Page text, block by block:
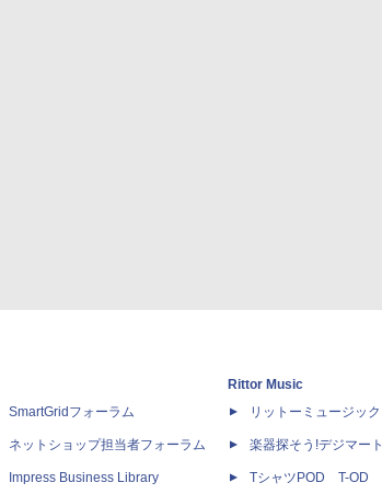
SmartGridフォーラム
ネットショップ担当者フォーラム
Impress Business Library
Rittor Music
リットーミュージック
楽器探そう!デジマート
TシャツPOD T-OD